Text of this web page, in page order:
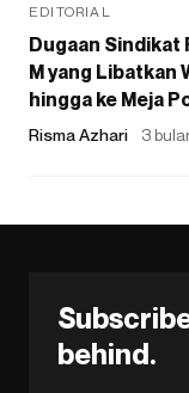
EDITORIAL
Dugaan Sindikat
M yang Libatkan
hingga ke Meja
Risma Azhari 3
behind.